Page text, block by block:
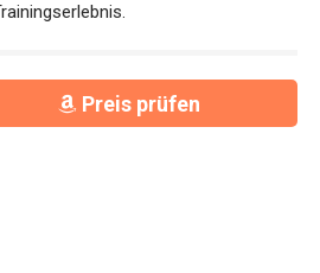
Preis prüfen